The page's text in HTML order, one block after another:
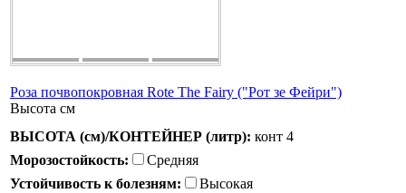
Роза почвопокровная Rote The Fairy ("Рот зе Фейри")
Высота см
ВЫСОТА (см)/КОНТЕЙНЕР (литр): конт 4
Морозостойкость:
Средняя
Устойчивость к болезням:
Высокая